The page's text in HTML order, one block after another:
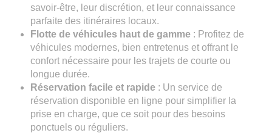
savoir-être, leur discrétion, et leur connaissance
parfaite des itinéraires locaux.
Flotte de véhicules haut de gamme : Profitez de
véhicules modernes, bien entretenus et offrant le
confort nécessaire pour les trajets de courte ou
longue durée.
Réservation facile et rapide : Un service de
réservation disponible en ligne pour simplifier la
prise en charge, que ce soit pour des besoins
ponctuels ou réguliers.